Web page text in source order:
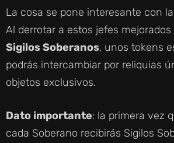
La cosa se pone interesante con
Al derrotar a estos jefes
Sigilos Soberanos, unos tokens
podrás intercambiar por reliquias
objetos exclusivos.
Dato importante: la primera vez
cada Soberano recibirás Sigilos